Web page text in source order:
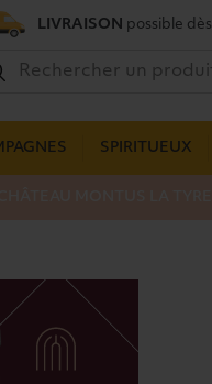
LIVRAISON possible dès
SPIRITUEUX